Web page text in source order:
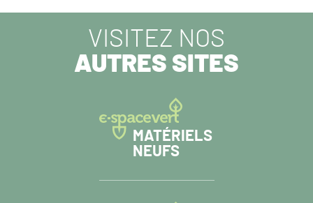
VISITEZ NOS
AUTRES SITES
MATÉRIELS
NEUFS